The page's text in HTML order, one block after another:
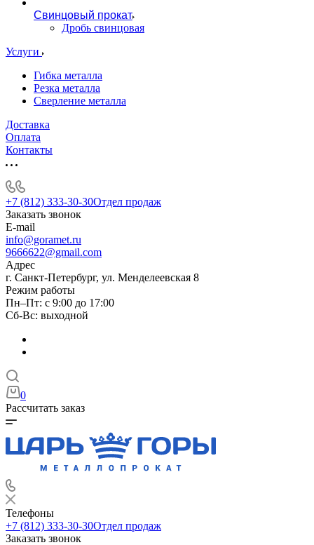
Свинцовый прокат
Дробь свинцовая
Услуги
Гибка металла
Резка металла
Сверление металла
Доставка
Оплата
Контакты
+7 (812) 333-30-30Отдел продаж
Заказать звонок
E-mail
info@goramet.ru
9666622@gmail.com
Адрес
г. Санкт-Петербург, ул. Менделеевская 8
Режим работы
Пн–Пт: с 9:00 до 17:00
Сб-Вс: выходной
0
Рассчитать заказ
Телефоны
+7 (812) 333-30-30Отдел продаж
Заказать звонок